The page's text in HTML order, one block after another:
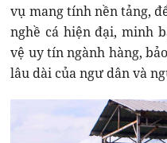
vụ mang tính nền tảng,
nghề cá hiện đại, minh
vệ uy tín ngành hàng,
lâu dài của ngư dân và